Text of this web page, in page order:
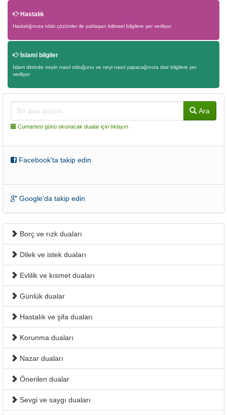
Hastalık
Hastalığınıza tıbbi çözümler ile yaklaşan bilimsel bilgilere yer veriliyor
İslami bilgiler
İslam dininde neyin nasıl olduğunu ve neyi nasıl yapacağınıza dair bilgilere yer
veriliyor
Ara
Cumartesi günü okunacak dualar için tıklayın
Facebook'ta takip edin
Google'da takip edin
Borç ve rızk duaları
Dilek ve istek duaları
Evlilik ve kısmet duaları
Günlük dualar
Hastalık ve şifa duaları
Korunma duaları
Nazar duaları
Önerilen dualar
Sevgi ve saygı duaları